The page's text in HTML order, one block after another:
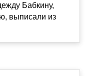
Бабкину,
выписали из